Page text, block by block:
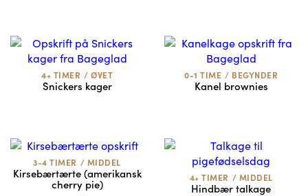
4+ TIMER / ØVET
Snickers kager
0-1 TIME / BEGYNDER
Kanel brownies
3-4 TIMER / MIDDEL
Kirsebærtærte (amerikansk
cherry pie) 4+ TIMER / MIDDEL
Hindbær talkage